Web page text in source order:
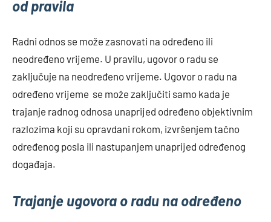
od pravila
Radni odnos se može zasnovati na određeno ili
neodređeno vrijeme. U pravilu, ugovor o radu se
zaključuje na neodređeno vrijeme. Ugovor o radu na
određeno vrijeme se može zaključiti samo kada je
trajanje radnog odnosa unaprijed određeno objektivnim
razlozima koji su opravdani rokom, izvršenjem tačno
određenog posla ili nastupanjem unaprijed određenog
događaja.
Trajanje ugovora o radu na određeno